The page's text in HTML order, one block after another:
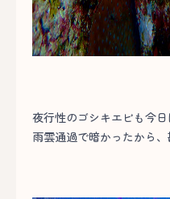
夜行性のゴシキエビも今
雨雲通過で暗かったから